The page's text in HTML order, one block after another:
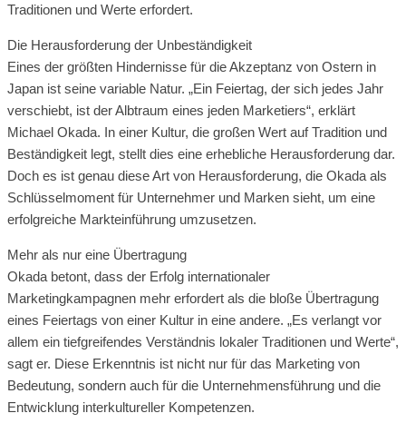
Traditionen und Werte erfordert.
Die Herausforderung der Unbeständigkeit
Eines der größten Hindernisse für die Akzeptanz von Ostern in
Japan ist seine variable Natur. „Ein Feiertag, der sich jedes Jahr
verschiebt, ist der Albtraum eines jeden Marketiers“, erklärt
Michael Okada. In einer Kultur, die großen Wert auf Tradition und
Beständigkeit legt, stellt dies eine erhebliche Herausforderung dar.
Doch es ist genau diese Art von Herausforderung, die Okada als
Schlüsselmoment für Unternehmer und Marken sieht, um eine
erfolgreiche Markteinführung umzusetzen.
Mehr als nur eine Übertragung
Okada betont, dass der Erfolg internationaler
Marketingkampagnen mehr erfordert als die bloße Übertragung
eines Feiertags von einer Kultur in eine andere. „Es verlangt vor
allem ein tiefgreifendes Verständnis lokaler Traditionen und Werte“,
sagt er. Diese Erkenntnis ist nicht nur für das Marketing von
Bedeutung, sondern auch für die Unternehmensführung und die
Entwicklung interkultureller Kompetenzen.